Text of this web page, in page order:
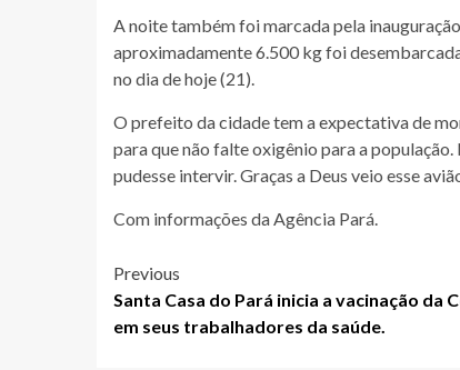
A noite também foi marcada pela
aproximadamente 6.500 kg foi
no dia de hoje (21).
O prefeito da cidade tem a expectativa de
para que não falte oxigênio para a
pudesse intervir. Graças a Deus veio esse
Com informações da Agência Pará.
Post
navigation
Previous
Santa Casa do Pará inicia a vacinação da
em seus trabalhadores da saúde.